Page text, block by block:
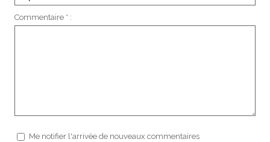
Commentaire * :
Me notifier l'arrivée de nouveaux commentaires